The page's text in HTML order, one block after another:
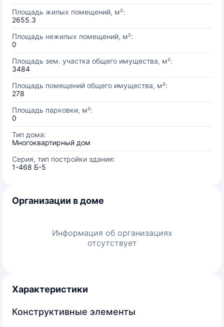
Площадь жилых помещений, м²:
2655.3
Площадь нежилых помещений, м²:
0
Площадь зем. участка общего имущества, м²:
3484
Площадь помещений общего имущества, м²:
278
Площадь парковки, м²:
0
Тип дома:
Многоквартирный дом
Серия, тип постройки здания:
1-468 Б-5
Организации в доме
Информация об организациях
отсутствует
Характеристики
Конструктивные элементы